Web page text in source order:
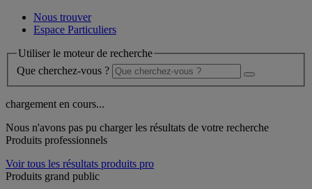
Nous trouver
Espace Particuliers
Utiliser le moteur de recherche
Que cherchez-vous ?
chargement en cours...
Nous n'avons pas pu charger les résultats de votre recherche
Produits professionnels
Voir tous les résultats produits pro
Produits grand public